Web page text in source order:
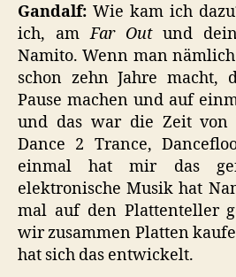
Gandalf: Wie kam ich
ich, amFar Outund
Namito. Wenn man
schon zehn Jahre macht,
Pause machen und auf
und das war die Zeit von
Dance 2 Trance,
einmal hat mir das
elektronische Musik hat
mal auf den Plattenteller
wir zusammen Platten
hat sich das entwickelt.